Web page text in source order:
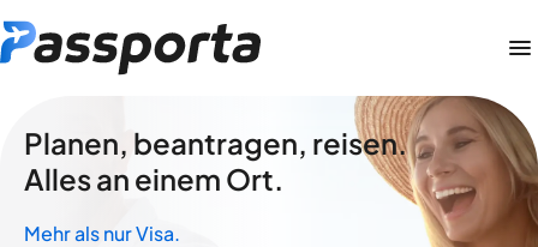
Planen, beantragen, reisen.
Alles an einem Ort.
Mehr als nur Visa.